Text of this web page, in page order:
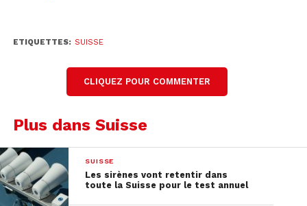
ETIQUETTES: SUISSE
CLIQUEZ POUR COMMENTER
Plus dans Suisse
SUISSE
Les sirènes vont retentir dans
toute la Suisse pour le test annuel